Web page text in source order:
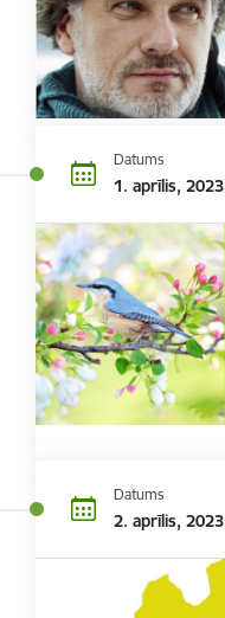
Datums
1. aprīlis, 2023
Datums
2. aprīlis, 2023